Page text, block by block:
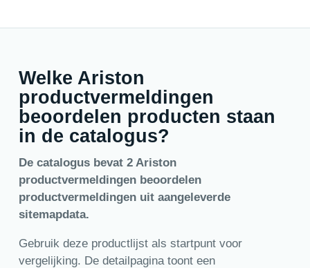
Welke Ariston
productvermeldingen
beoordelen producten staan
in de catalogus?
De catalogus bevat 2 Ariston
productvermeldingen beoordelen
productvermeldingen uit aangeleverde
sitemapdata.
Gebruik deze productlijst als startpunt voor
vergelijking. De detailpagina toont een